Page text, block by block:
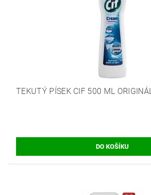
TEKUTÝ PÍSEK CIF 500 ML ORIGINÁL